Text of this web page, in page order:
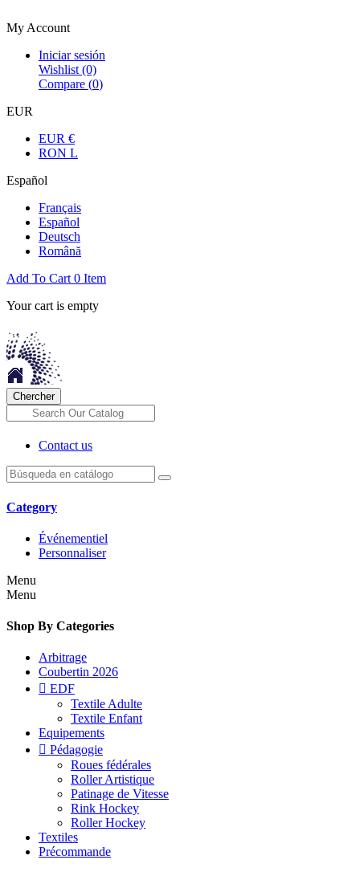
My Account
Iniciar sesión
Wishlist (0)
Compare (0)
EUR
EUR €
RON L
Español
Français
Español
Deutsch
Română
Add To Cart 0 Item
Your cart is empty
Chercher
Contact us
Category
Événementiel
Personnaliser
Menu
Menu
Shop By Categories
Arbitrage
Coubertin 2026
 EDF
Textile Adulte
Textile Enfant
Equipements
 Pédagogie
Roues fédérales
Roller Artistique
Patinage de Vitesse
Rink Hockey
Roller Hockey
Textiles
Précommande